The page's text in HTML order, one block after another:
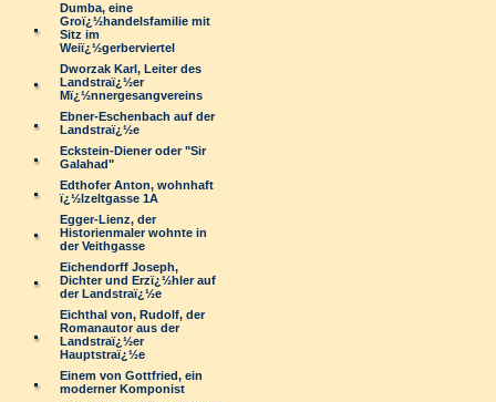
Dumba, eine
Groï¿½handelsfamilie mit
Sitz im
Weiï¿½gerberviertel
Dworzak Karl, Leiter des
Landstraï¿½er
Mï¿½nnergesangvereins
Ebner-Eschenbach auf der
Landstraï¿½e
Eckstein-Diener oder "Sir
Galahad"
Edthofer Anton, wohnhaft
ï¿½lzeltgasse 1A
Egger-Lienz, der
Historienmaler wohnte in
der Veithgasse
Eichendorff Joseph,
Dichter und Erzï¿½hler auf
der Landstraï¿½e
Eichthal von, Rudolf, der
Romanautor aus der
Landstraï¿½er
Hauptstraï¿½e
Einem von Gottfried, ein
moderner Komponist